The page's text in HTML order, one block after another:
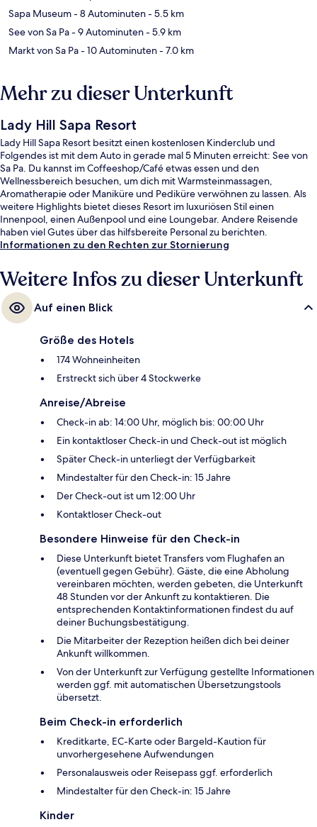
Sapa Museum- 8 Autominuten- 5.5 km
See von Sa Pa- 9 Autominuten- 5.9 km
Markt von Sa Pa- 10 Autominuten- 7.0 km
Mehr zu dieser Unterkunft
Lady Hill Sapa Resort
Lady Hill Sapa Resort besitzt einen kostenlosen Kinderclub und
Folgendes ist mit dem Auto in gerade mal 5 Minuten erreicht: See von
Sa Pa. Du kannst im Coffeeshop/Café etwas essen und den
Wellnessbereich besuchen, um dich mit Warmsteinmassagen,
Aromatherapie oder Maniküre und Pediküre verwöhnen zu lassen. Als
weitere Highlights bietet dieses Resort im luxuriösen Stil einen
Innenpool, einen Außenpool und eine Loungebar. Andere Reisende
haben viel Gutes über das hilfsbereite Personal zu berichten.
Informationen zu den Rechten zur Stornierung
Weitere Infos zu dieser Unterkunft
Auf einen Blick
Größe des Hotels
174 Wohneinheiten
Erstreckt sich über 4 Stockwerke
Anreise/Abreise
Check-in ab: 14:00 Uhr, möglich bis: 00:00 Uhr
Ein kontaktloser Check-in und Check-out ist möglich
Später Check-in unterliegt der Verfügbarkeit
Mindestalter für den Check-in: 15 Jahre
Der Check-out ist um 12:00 Uhr
Kontaktloser Check-out
Besondere Hinweise für den Check-in
Diese Unterkunft bietet Transfers vom Flughafen an
(eventuell gegen Gebühr). Gäste, die eine Abholung
vereinbaren möchten, werden gebeten, die Unterkunft
48 Stunden vor der Ankunft zu kontaktieren. Die
entsprechenden Kontaktinformationen findest du auf
deiner Buchungsbestätigung.
Die Mitarbeiter der Rezeption heißen dich bei deiner
Ankunft willkommen.
Von der Unterkunft zur Verfügung gestellte Informationen
werden ggf. mit automatischen Übersetzungstools
übersetzt.
Beim Check-in erforderlich
Kreditkarte, EC-Karte oder Bargeld-Kaution für
unvorhergesehene Aufwendungen
Personalausweis oder Reisepass ggf. erforderlich
Mindestalter für den Check-in: 15 Jahre
Kinder